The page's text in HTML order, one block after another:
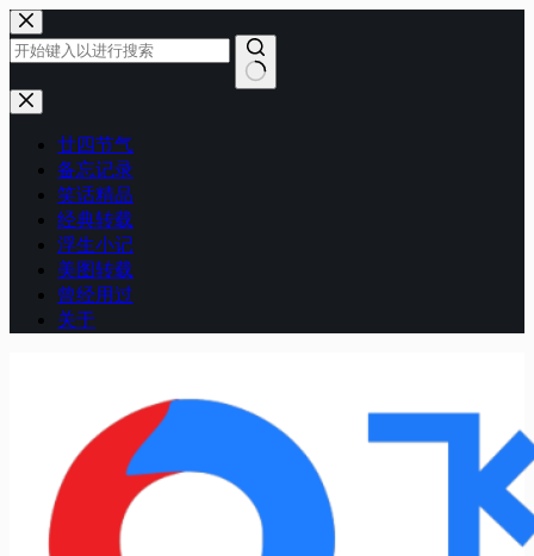
跳
至
内
容
无
廿四节气
备忘记录
笑话精品
经典转载
浮生小记
美图转载
曾经用过
关于